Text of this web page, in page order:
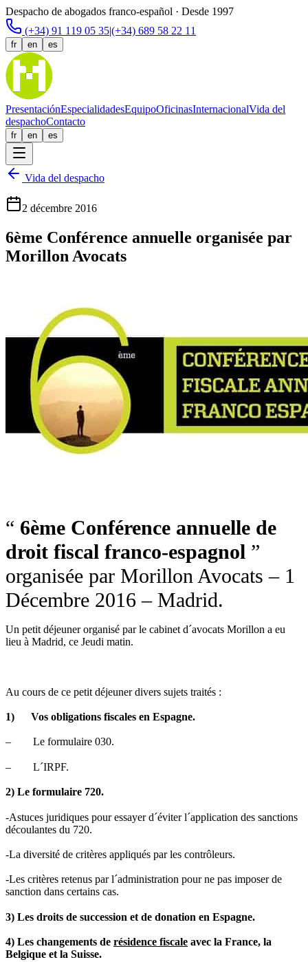
Despacho de abogados franco-español · Desde 1997
(+34) 91 119 05 35|(+34) 689 58 22 11
fr en es
PresentaciónEspecialidadesEquipoOficinasInternacionalVida del
despachoContacto
fr en es
Vida del despacho
2 décembre 2016
6ème Conférence annuelle organisée par
Morillon Avocats
“ 6ème Conférence annuelle de
droit fiscal franco-espagnol ”
organisée par Morillon Avocats – 1
Décembre 2016 – Madrid.
Un petit déjeuner organisé par le cabinet d´avocats Morillon a eu
lieu à Madrid, ce Jeudi matin.
Au cours de ce petit déjeuner divers sujets traités :
1) Vos obligations fiscales en Espagne.
– Le formulaire 030.
– L´IRPF.
2) Le formulaire 720.
-Astuces juridiques pour essayer d´éviter l´application des sanctions
découlantes du 720.
-La diversité de critères appliqués par les contrôleurs.
-Les critères retenus par l´administration pour ne pas imposer de
sanction dans certains cas.
3) Les droits de succession et de donation en Espagne.
4) Les changements de résidence fiscale avec la France, la
Belgique et la Suisse.